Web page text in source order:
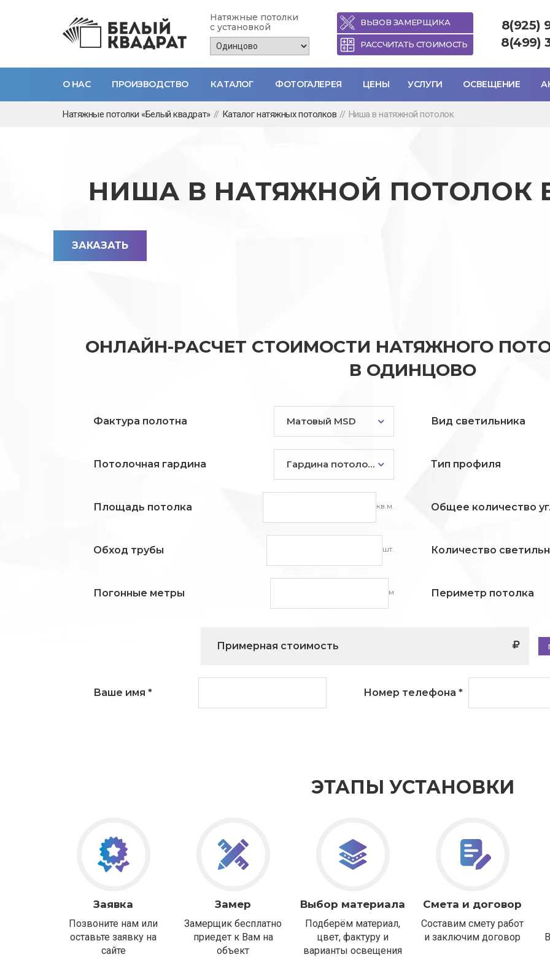
Натяжные потолки
с установкой
ВЫЗОВ ЗАМЕРЩИКА
РАССЧИТАТЬ СТОИМОСТЬ
8(925)
8(499)
О НАС ПРОИЗВОДСТВО КАТАЛОГ ФОТОГАЛЕРЕЯ ЦЕНЫ УСЛУГИ ОСВЕЩЕНИЕ
Натяжные потолки «Белый квадрат» // Каталог натяжных потолков // Ниша в натяжной потолок
НИША В НАТЯЖНОЙ ПОТОЛОК
ЗАКАЗАТЬ
ОНЛАЙН-РАСЧЕТ СТОИМОСТИ НАТЯЖНОГО
В ОДИНЦОВО
Фактура полотна Матовый MSD Вид светильника
Потолочная гардина Гардина потолочная Тип профиля
Площадь потолка кв.м. Общее количество
Обход трубы шт. Количество
Погонные метры м Периметр потолка
Примерная стоимость
Ваше имя * Номер телефона *
ЭТАПЫ УСТАНОВКИ
Заявка
Позвоните нам или
оставьте заявку на
сайте
Замер
Замерщик бесплатно
приедет к Вам на
объект
Выбор материала
Подберём материал,
цвет, фактуру и
варианты освещения
Смета и договор
Составим смету работ
и заключим договор